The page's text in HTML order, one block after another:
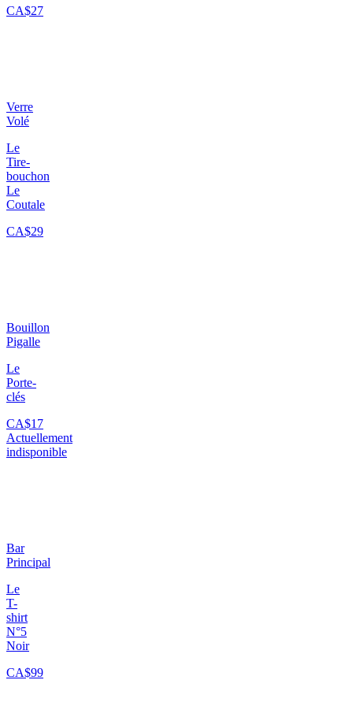
CA$27
Verre
Volé
Le
Tire-
bouchon
Le
Coutale
CA$29
Bouillon
Pigalle
Le
Porte-
clés
CA$17
Actuellement
indisponible
Bar
Principal
Le
T-
shirt
N°5
Noir
CA$99